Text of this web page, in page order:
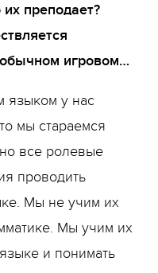
преподает?
игровом…
языком у нас
мы стараемся
все ролевые
проводить
Мы не учим их
Мы учим их
и понимать